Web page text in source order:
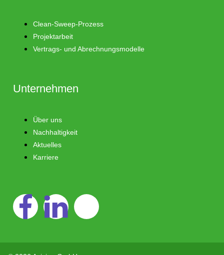
Clean-Sweep-Prozess
Projektarbeit
Vertrags- und Abrechnungsmodelle
Unternehmen
Über uns
Nachhaltigkeit
Aktuelles
Karriere